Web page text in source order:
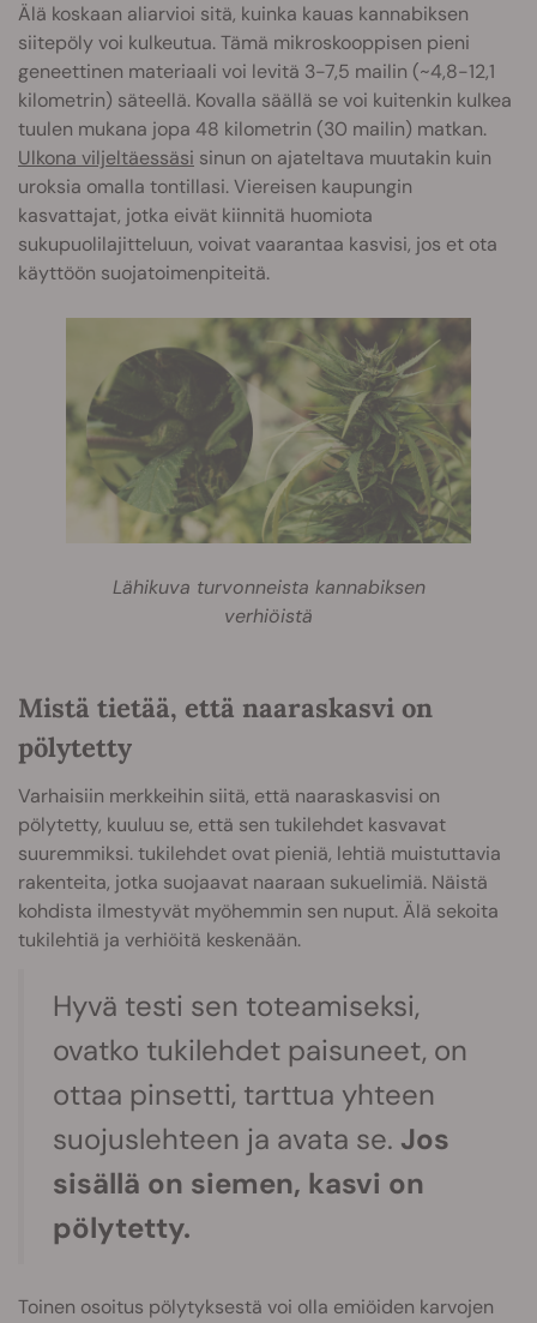
Älä koskaan aliarvioi sitä, kuinka kauas kannabiksen
siitepöly voi kulkeutua. Tämä mikroskooppisen pieni
geneettinen materiaali voi levitä 3-7,5 mailin (~4,8-12,1
kilometrin) säteellä. Kovalla säällä se voi kuitenkin kulkea
tuulen mukana jopa 48 kilometrin (30 mailin) matkan.
Ulkona viljeltäessäsi sinun on ajateltava muutakin kuin
uroksia omalla tontillasi. Viereisen kaupungin
kasvattajat, jotka eivät kiinnitä huomiota
sukupuolilajitteluun, voivat vaarantaa kasvisi, jos et ota
käyttöön suojatoimenpiteitä.
Lähikuva turvonneista kannabiksen
verhiöistä
Mistä tietää, että naaraskasvi on
pölytetty
Varhaisiin merkkeihin siitä, että naaraskasvisi on
pölytetty, kuuluu se, että sen tukilehdet kasvavat
suuremmiksi. tukilehdet ovat pieniä, lehtiä muistuttavia
rakenteita, jotka suojaavat naaraan sukuelimiä. Näistä
kohdista ilmestyvät myöhemmin sen nuput. Älä sekoita
tukilehtiä ja verhiöitä keskenään.
Hyvä testi sen toteamiseksi,
ovatko tukilehdet paisuneet, on
ottaa pinsetti, tarttua yhteen
suojuslehteen ja avata se. Jos
sisällä on siemen, kasvi on
pölytetty.
Toinen osoitus pölytyksestä voi olla emiöiden karvojen